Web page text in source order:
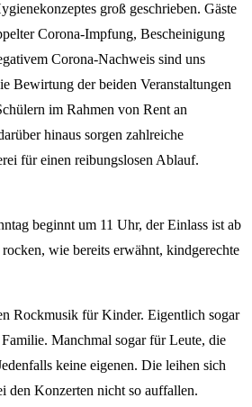
groß geschrieben. Gäste
Corona-Impfung, Bescheinigung
Corona-Nachweis sind uns
Bewirtung der beiden Veranstaltungen
im Rahmen von Rent an
hinaus sorgen zahlreiche
für einen reibungslosen Ablauf.
beginnt um 11 Uhr, der Einlass ist ab
wie bereits erwähnt, kindgerechte
Rockmusik für Kinder. Eigentlich sogar
Manchmal sogar für Leute, die
keine eigenen. Die leihen sich
den Konzerten nicht so auffallen.